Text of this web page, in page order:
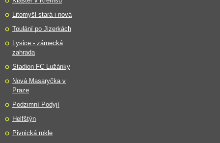
Litomyšl stará i nová
Toulání po Jizerkách
Lysice - zámecká
zahrada
Stadion FC Lužánky
Nová Masaryčka v
Praze
Podzimní Podyjí
Helfštýn
Pivnická rokle